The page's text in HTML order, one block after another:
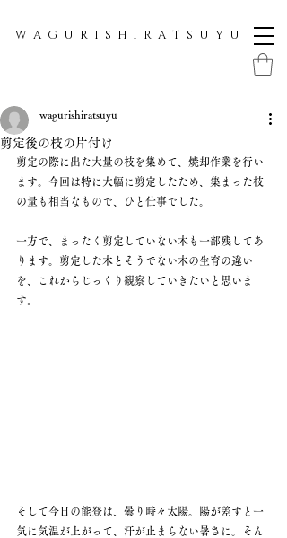
W A G U R I S H I R A T S U Y U
剪定後の枝の片付け
wagurishiratsuyu
剪定の際に出た大量の枝を集めて、焼却作業を行い
ます。今回は特に大幅に剪定したため、集まった枝
の量も相当なもので、ひと仕事でした。
一方で、まったく剪定していない木も一部残してあ
ります。剪定した木とそうでない木の生育の違い
を、これからじっくり観察していきたいと思いま
す。
そして今日の能登は、曇り時々太陽。陽が差すと一
気に気温が上がって、汗が止まらない暑さに。そん